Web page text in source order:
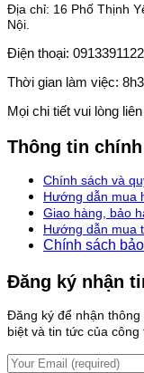
Địa chỉ: 16 Phố Thịnh
Nội.
Điện thoại: 0913391122
Thời gian làm việc:
Mọi chi tiết vui lòng
Thông tin
Chính sách và
Hướng dẫn mua
Giao hàng, bảo
Hướng dẫn mua
Chính sách
Đăng ký nhận
Đăng ký để nhận
biệt và tin tức của công